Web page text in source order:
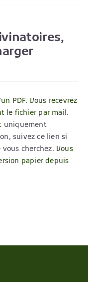
PDF. Vous recevrez
le fichier par mail.
uniquement
suivez ce lien si
cherchez. Vous
papier depuis